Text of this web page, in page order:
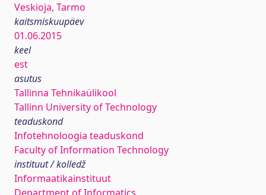
Veskioja, Tarmo
kaitsmiskuupäev
01.06.2015
keel
est
asutus
Tallinna Tehnikaülikool
Tallinn University of Technology
teaduskond
Infotehnoloogia teaduskond
Faculty of Information Technology
instituut / kolledž
Informaatikainstituut